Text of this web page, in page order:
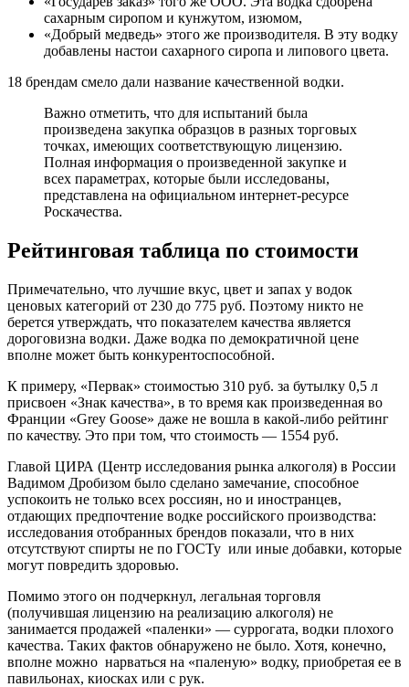
сахарным сиропом и кунжутом, изюмом,
«Добрый медведь» этого же производителя. В эту водку
добавлены настои сахарного сиропа и липового цвета.
18 брендам смело дали название качественной водки.
Важно отметить, что для испытаний была
произведена закупка образцов в разных торговых
точках, имеющих соответствующую лицензию.
Полная информация о произведенной закупке и
всех параметрах, которые были исследованы,
представлена на официальном интернет-ресурсе
Роскачества.
Рейтинговая таблица по стоимости
Примечательно, что лучшие вкус, цвет и запах у водок
ценовых категорий от 230 до 775 руб. Поэтому никто не
берется утверждать, что показателем качества является
дороговизна водки. Даже водка по демократичной цене
вполне может быть конкурентоспособной.
К примеру, «Первак» стоимостью 310 руб. за бутылку 0,5 л
присвоен «Знак качества», в то время как произведенная во
Франции «Grey Goose» даже не вошла в какой-либо рейтинг
по качеству. Это при том, что стоимость — 1554 руб.
Главой ЦИРА (Центр исследования рынка алкоголя) в России
Вадимом Дробизом было сделано замечание, способное
успокоить не только всех россиян, но и иностранцев,
отдающих предпочтение водке российского производства:
исследования отобранных брендов показали, что в них
отсутствуют спирты не по ГОСТу или иные добавки, которые
могут повредить здоровью.
Помимо этого он подчеркнул, легальная торговля
(получившая лицензию на реализацию алкоголя) не
занимается продажей «паленки» — суррогата, водки плохого
качества. Таких фактов обнаружено не было. Хотя, конечно,
вполне можно нарваться на «паленую» водку, приобретая ее в
павильонах, киосках или с рук.